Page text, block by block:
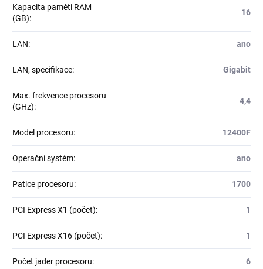
Kapacita paměti RAM
(GB):
16
LAN: ano
LAN, specifikace: Gigabit
Max. frekvence procesoru
(GHz):
4,4
Model procesoru: 12400F
Operační systém: ano
Patice procesoru: 1700
PCI Express X1 (počet): 1
PCI Express X16 (počet): 1
Počet jader procesoru: 6